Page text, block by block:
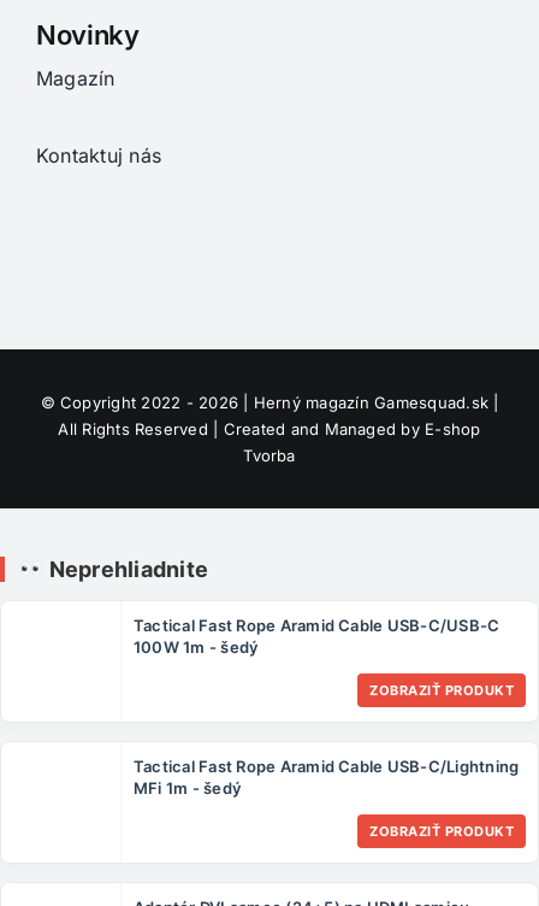
Novinky
Magazín
Kontaktuj nás
© Copyright 2022 - 2026 | Herný magazínGamesquad.sk
All Rights Reserved | Created and Managed by E-shop
Tvorba
Neprehliadnite
Tactical Fast Rope Aramid Cable USB-C/USB-C
100W 1m - šedý
ZOBRAZIŤ PRODUKT
Tactical Fast Rope Aramid Cable USB-C/Lightning
MFi 1m - šedý
ZOBRAZIŤ PRODUKT